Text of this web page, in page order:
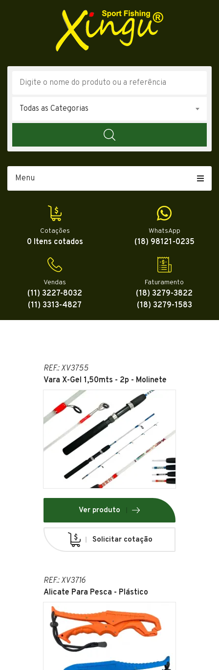
Todas as Categorias
Menu
Cotações
0 Itens cotados
WhatsApp
(18) 98121-0235
Vendas
(11) 3227-8032
(11) 3313-4827
Faturamento
(18) 3279-3822
(18) 3279-1583
REF.: XV3755
Vara X-Gel 1,50mts - 2p - Molinete
Ver produto
Solicitar cotação
REF.: XV3716
Alicate Para Pesca - Plástico